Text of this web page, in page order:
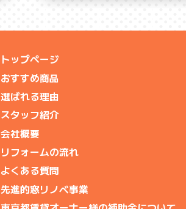
トップページ
おすすめ商品
選ばれる理由
スタッフ紹介
会社概要
リフォームの流れ
よくある質問
先進的窓リノベ事業